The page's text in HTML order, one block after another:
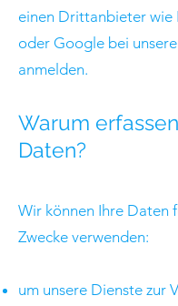
einen Drittanbieter wie
oder Google bei
anmelden.
Warum
Daten?
Wir können Ihre Daten
Zwecke verwenden:
um unsere Dienste zur